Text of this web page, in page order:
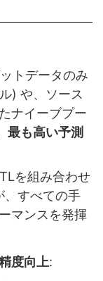
トデータのみ
) や、ソース
ナイーブプー
最も高い予測
を組み合わせ
、すべての手
マンスを発揮
度向上: